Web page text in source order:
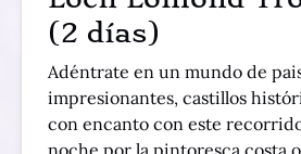
días)(2 días)
Adéntrate en un mundo de
impresionantes, castillos
con encanto con este
noche por la pintoresca costa